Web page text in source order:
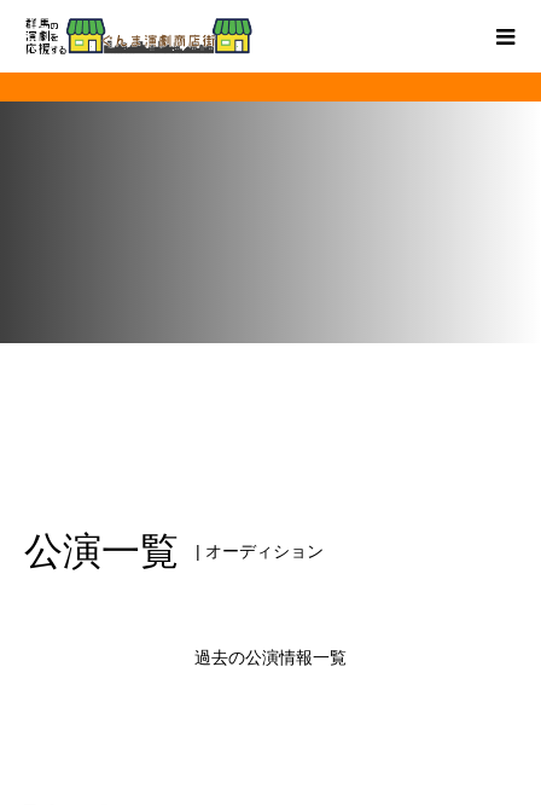
公演一覧 | オーディション
過去の公演情報一覧